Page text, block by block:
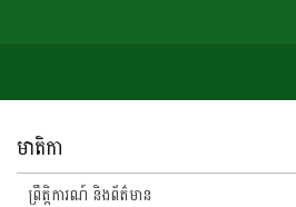
មាតិកា
ព្រឹត្តិការណ៍ និងព័ត៌មាន